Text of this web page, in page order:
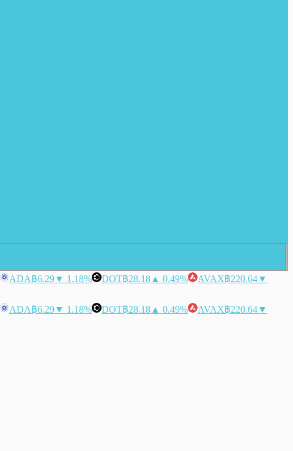
ADA฿6.29▼ 1.18% DOT฿28.18 ▲ 0.49% AVAX฿220.64▼
ADA฿6.29▼ 1.18% DOT฿28.18 ▲ 0.49% AVAX฿220.64▼